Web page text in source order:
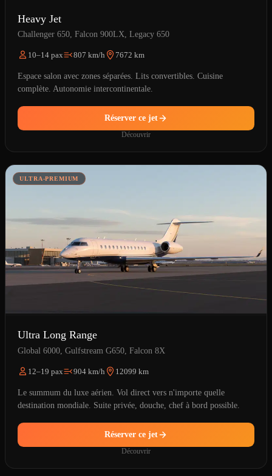
Heavy Jet
Challenger 650, Falcon 900LX, Legacy 650
10–14 pax 807 km/h 7672 km
Espace salon avec zones séparées. Lits convertibles. Cuisine
complète. Autonomie intercontinentale.
Réserver ce jet
Découvrir
ULTRA-PREMIUM
Ultra Long Range
Global 6000, Gulfstream G650, Falcon 8X
12–19 pax 904 km/h 12099 km
Le summum du luxe aérien. Vol direct vers n'importe quelle
destination mondiale. Suite privée, douche, chef à bord possible.
Réserver ce jet
Découvrir